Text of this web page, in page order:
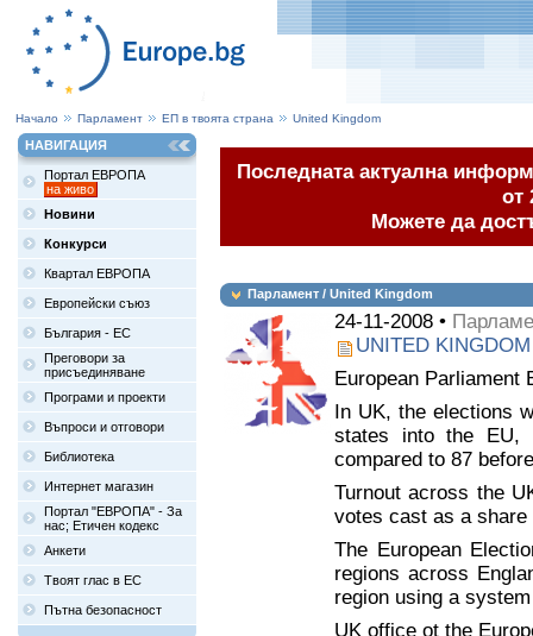
Начало Парламент ЕП в твоята страна United Kingdom
НАВИГАЦИЯ
Портал ЕВРОПА
на живо
Новини
Конкурси
Квартал ЕВРОПА
Европейски съюз
България - ЕС
Преговори за
присъединяване
Програми и проекти
Въпроси и отговори
Библиотека
Интернет магазин
Портал "ЕВРОПА" - За
нас; Етичен кодекс
Анкети
Твоят глас в ЕС
Пътна безопасност
Последната актуална
от
Можете да
Парламент / United Kingdom
24-11-2008 •
UNITED KINGDOM
European Parliament
In UK, the elections
states into the EU,
compared to 87
Turnout across the
votes cast as a
The European
regions across
region using a
UK office ot the